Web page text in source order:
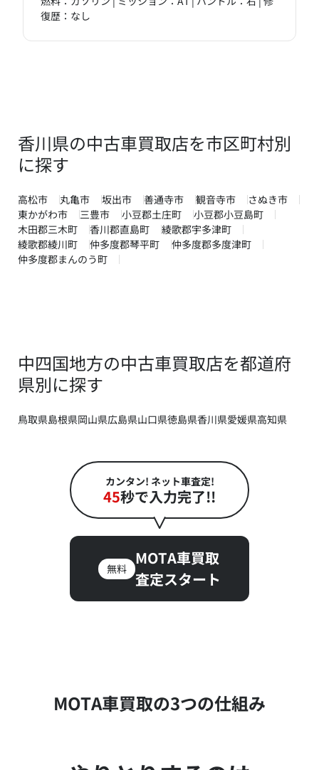
復歴：なし
香川県の中古車買取店を市区町村別
に探す
高松市 丸亀市 坂出市 善通寺市 観音寺市
さぬき市
東かがわ市
三豊市 小豆郡土庄町
小豆郡小豆島町
木田郡三木町
香川郡直島町
綾歌郡宇多津町
綾歌郡綾川町
仲多度郡琴平町
仲多度郡多度津町
仲多度郡まんのう町
中四国地方の中古車買取店を都道府
県別に探す
鳥取県島根県岡山県広島県山口県徳島県香川県愛媛県高知県
カンタン! ネット車査定!
45秒で入力完了!!
無料
MOTA車買取
査定スタート
MOTA車買取の3つの仕組み